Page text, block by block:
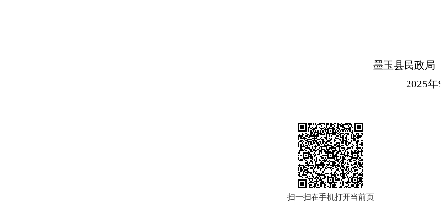
墨玉县民政局
2025年9月22
扫一扫在手机打开当前页